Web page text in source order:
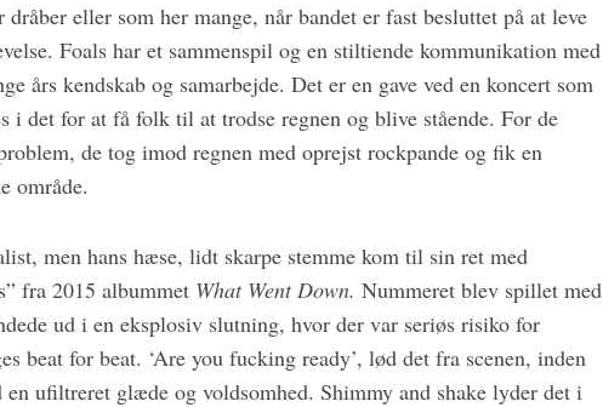
eller som her mange, når bandet er fast besluttet på at leve
Foals har et sammenspil og en stiltiende kommunikation med
års kendskab og samarbejde. Det er en gave ved en koncert som
i det for at få folk til at trodse regnen og blive stående. For de
de tog imod regnen med oprejst rockpande og fik en
område.
men hans hæse, lidt skarpe stemme kom til sin ret med
fra 2015 albummet What Went Down. Nummeret blev spillet med
ud i en eksplosiv slutning, hvor der var seriøs risiko for
beat for beat. ‘Are you fucking ready’, lød det fra scenen, inden
en ufiltreret glæde og voldsomhed. Shimmy and shake lyder det i